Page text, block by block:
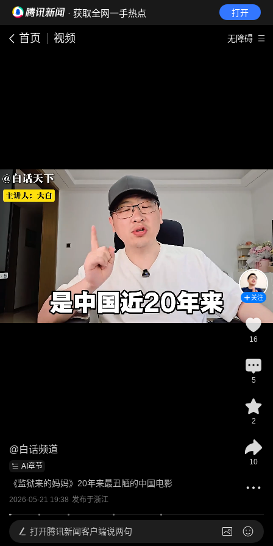
· 获取全网一手热点 打开
首页 视频 无障碍
@白话频道
AI章节
《监狱来的妈妈》20年来最丑陋的中国电影
2026-05-21 19:38 发布于浙江
关注
16
5
2
10
打开腾讯新闻客户端说两句